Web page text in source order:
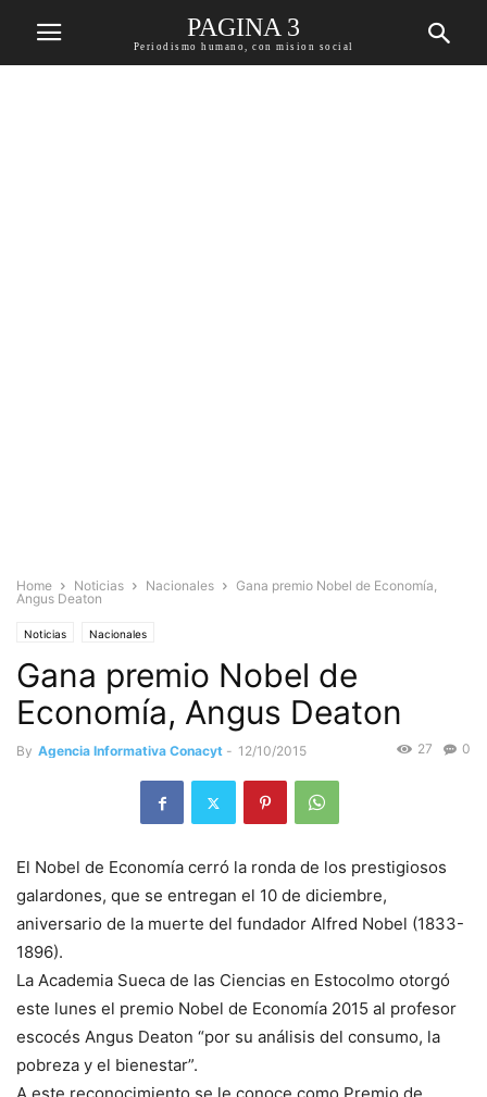
PAGINA 3
Periodismo humano, con mision social
Home Noticias Nacionales
Gana premio Nobel de Economía,
Angus Deaton
Noticias Nacionales
Gana premio Nobel de
Economía, Angus Deaton
By Agencia Informativa Conacyt - 12/10/2015 0
27
El Nobel de Economía cerró la ronda de los prestigiosos
galardones, que se entregan el 10 de diciembre,
aniversario de la muerte del fundador Alfred Nobel (1833-
1896).
La Academia Sueca de las Ciencias en Estocolmo otorgó
este lunes el premio Nobel de Economía 2015 al profesor
escocés Angus Deaton “por su análisis del consumo, la
pobreza y el bienestar”.